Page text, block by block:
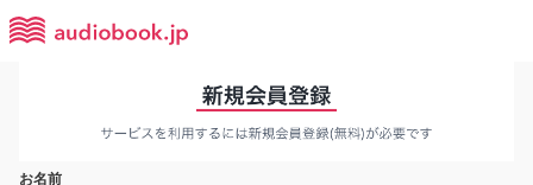
お名前